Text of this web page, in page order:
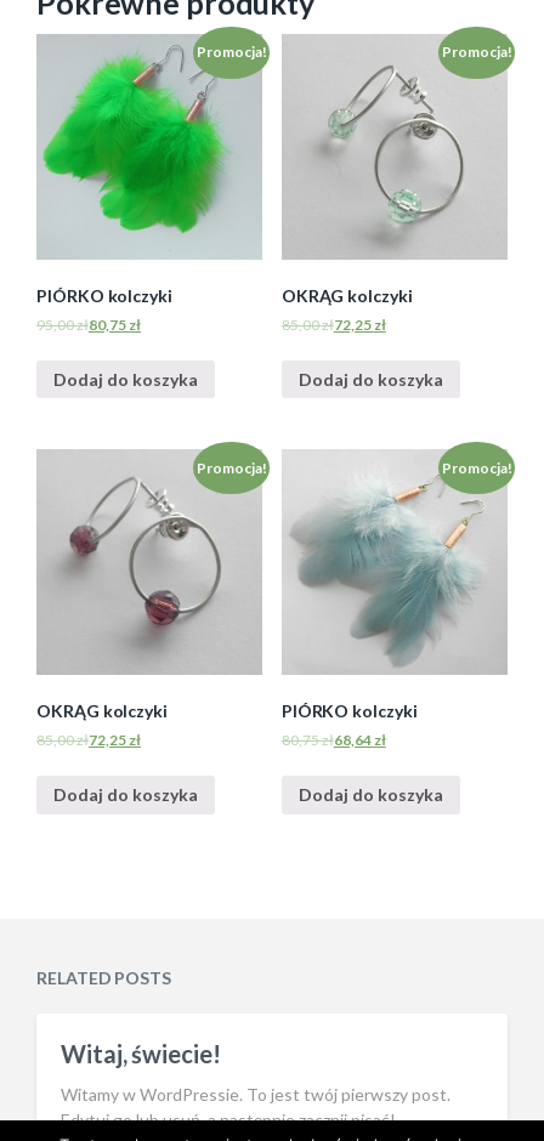
Promocja!
PIÓRKO kolczyki
95,00zł80,75 zł
Dodaj do koszyka
Promocja!
OKRĄG kolczyki
85,00zł72,25 zł
Dodaj do koszyka
Promocja!
OKRĄG kolczyki
85,00zł72,25 zł
Dodaj do koszyka
Promocja!
PIÓRKO kolczyki
80,75zł68,64 zł
Dodaj do koszyka
RELATED POSTS
Witaj, świecie!
Witamy w WordPressie. To jest twój pierwszy post.
Edytuj go lub usuń, a następnie zacznij pisać!